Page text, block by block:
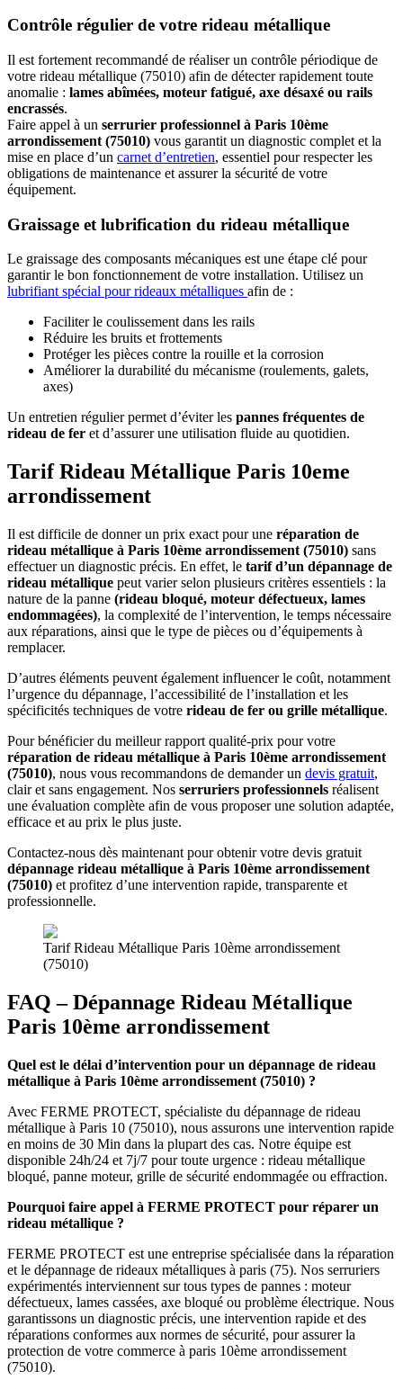
Contrôle régulier de votre rideau métallique
Il est fortement recommandé de réaliser un contrôle périodique de
votre rideau métallique (75010) afin de détecter rapidement toute
anomalie : lames abîmées, moteur fatigué, axe désaxé ou rails
encrassés.
Faire appel à un serrurier professionnel à Paris 10ème
arrondissement (75010) vous garantit un diagnostic complet et la
mise en place d’un carnet d’entretien, essentiel pour respecter les
obligations de maintenance et assurer la sécurité de votre
équipement.
Graissage et lubrification du rideau métallique
Le graissage des composants mécaniques est une étape clé pour
garantir le bon fonctionnement de votre installation. Utilisez un
lubrifiant spécial pour rideaux métalliques afin de :
Faciliter le coulissement dans les rails
Réduire les bruits et frottements
Protéger les pièces contre la rouille et la corrosion
Améliorer la durabilité du mécanisme (roulements, galets,
axes)
Un entretien régulier permet d’éviter les pannes fréquentes de
rideau de fer et d’assurer une utilisation fluide au quotidien.
Tarif Rideau Métallique Paris 10eme
arrondissement
Il est difficile de donner un prix exact pour une réparation de
rideau métallique à Paris 10ème arrondissement (75010) sans
effectuer un diagnostic précis. En effet, le tarif d’un dépannage de
rideau métallique peut varier selon plusieurs critères essentiels : la
nature de la panne (rideau bloqué, moteur défectueux, lames
endommagées), la complexité de l’intervention, le temps nécessaire
aux réparations, ainsi que le type de pièces ou d’équipements à
remplacer.
D’autres éléments peuvent également influencer le coût, notamment
l’urgence du dépannage, l’accessibilité de l’installation et les
spécificités techniques de votre rideau de fer ou grille métallique.
Pour bénéficier du meilleur rapport qualité-prix pour votre
réparation de rideau métallique à Paris 10ème arrondissement
(75010), nous vous recommandons de demander un devis gratuit,
clair et sans engagement. Nos serruriers professionnels réalisent
une évaluation complète afin de vous proposer une solution adaptée,
efficace et au prix le plus juste.
Contactez-nous dès maintenant pour obtenir votre devis gratuit
dépannage rideau métallique à Paris 10ème arrondissement
(75010) et profitez d’une intervention rapide, transparente et
professionnelle.
Tarif Rideau Métallique Paris 10ème arrondissement
(75010)
FAQ – Dépannage Rideau Métallique
Paris 10ème arrondissement
Quel est le délai d’intervention pour un dépannage de rideau
métallique à Paris 10ème arrondissement (75010) ?
Avec FERME PROTECT, spécialiste du dépannage de rideau
métallique à Paris 10 (75010), nous assurons une intervention rapide
en moins de 30 Min dans la plupart des cas. Notre équipe est
disponible 24h/24 et 7j/7 pour toute urgence : rideau métallique
bloqué, panne moteur, grille de sécurité endommagée ou effraction.
Pourquoi faire appel à FERME PROTECT pour réparer un
rideau métallique ?
FERME PROTECT est une entreprise spécialisée dans la réparation
et le dépannage de rideaux métalliques à paris (75). Nos serruriers
expérimentés interviennent sur tous types de pannes : moteur
défectueux, lames cassées, axe bloqué ou problème électrique. Nous
garantissons un diagnostic précis, une intervention rapide et des
réparations conformes aux normes de sécurité, pour assurer la
protection de votre commerce à paris 10ème arrondissement
(75010).